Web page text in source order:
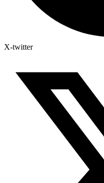
X-twitter